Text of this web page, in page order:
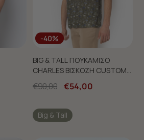
-40%
BIG & TALL ΠΟΥΚΑΜΙΣΟ
CHARLES ΒΙΣΚΟΖΗ CUSTOM
€90,00 €54,00
Big & Tall